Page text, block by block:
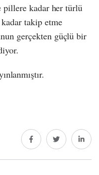
pillere kadar her türlü
takip etme
gerçekten güçlü bir